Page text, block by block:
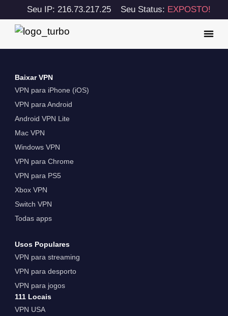
Seu IP: 216.73.217.25 Seu Status: EXPOSTO!
Baixar VPN
VPN para iPhone (iOS)
VPN para Android
Android VPN Lite
Mac VPN
Windows VPN
VPN para Chrome
VPN para PS5
Xbox VPN
Switch VPN
Todas apps
Usos Populares
VPN para streaming
VPN para desporto
VPN para jogos
111 Locais
VPN USA